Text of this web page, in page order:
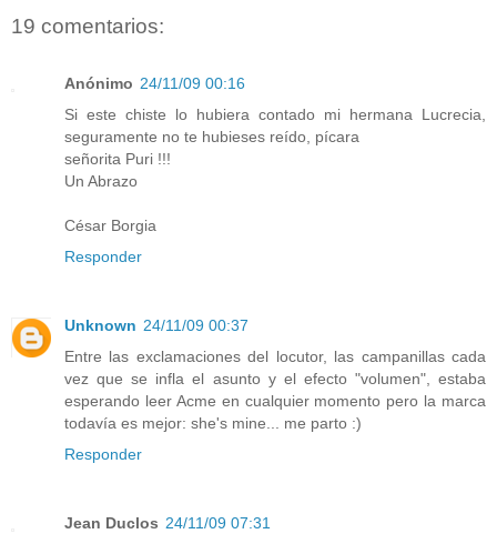
19 comentarios:
Anónimo 24/11/09 00:16
Si este chiste lo hubiera contado mi hermana Lucrecia,
seguramente no te hubieses reído, pícara
señorita Puri !!!
Un Abrazo
César Borgia
Responder
Unknown 24/11/09 00:37
Entre las exclamaciones del locutor, las campanillas cada
vez que se infla el asunto y el efecto "volumen", estaba
esperando leer Acme en cualquier momento pero la marca
todavía es mejor: she's mine... me parto :)
Responder
Jean Duclos 24/11/09 07:31